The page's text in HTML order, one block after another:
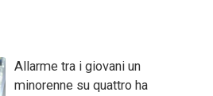
Allarme tra i giovani un
minorenne su quattro ha